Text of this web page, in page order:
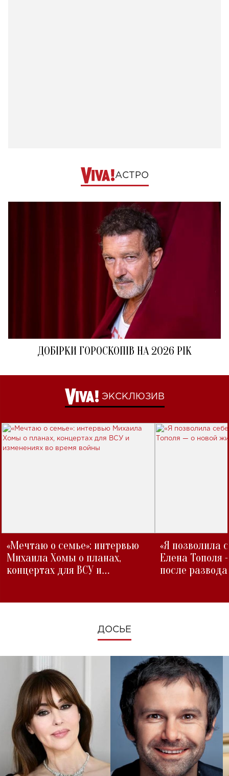
АСТРО
ДОБІРКИ ГОРОСКОПІВ НА 2026 РІК
ЭКСКЛЮЗИВ
«Мечтаю о семье»: интервью
Михаила Хомы о планах,
концертах для ВСУ и
«Я позволила
Елена Тополя
после развода
ДОСЬЕ